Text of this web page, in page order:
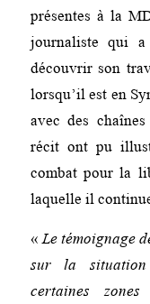
présentes à la
journaliste qui
découvrir son
lorsqu’il est en
avec des
récit ont pu
combat pour la
laquelle il
«Le témoignage
sur la
certaines